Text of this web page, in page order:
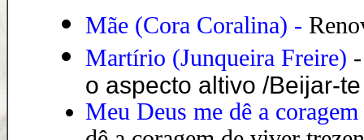
Mãe (Cora Coralina) -
Martírio (Junqueira Freire)
o aspecto altivo /Beijar-
Meu Deus me dê a